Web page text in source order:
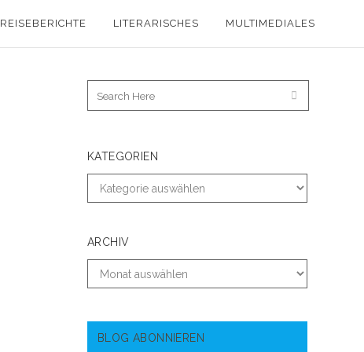
REISEBERICHTE LITERARISCHES MULTIMEDIALES
KATEGORIEN
ARCHIV
BLOG ABONNIEREN